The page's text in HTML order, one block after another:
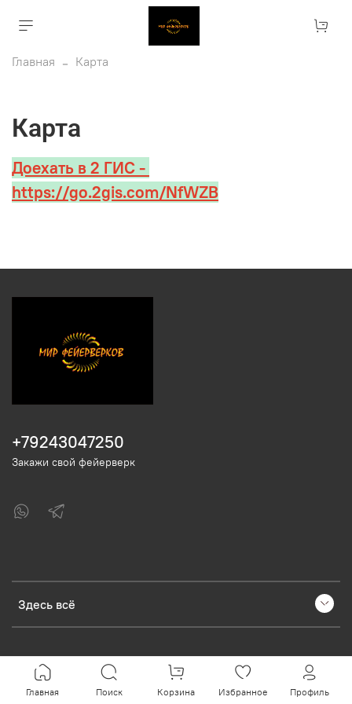
Главная Карта
Карта
Доехать в 2 ГИС -
https://go.2gis.com/NfWZB
Здесь всё
+79243047250
Закажи свой фейерверк
Главная Поиск Корзина Избранное Профиль